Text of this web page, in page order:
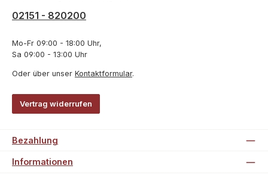
02151 - 820200
Mo-Fr 09:00 - 18:00 Uhr,
Sa 09:00 - 13:00 Uhr
Oder über unser Kontaktformular.
Vertrag widerrufen
Bezahlung
Informationen